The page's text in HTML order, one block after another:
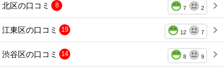
北区の口コミ 7 2
8
江東区の口コミ 12 7
19
渋谷区の口コミ 8 9
14